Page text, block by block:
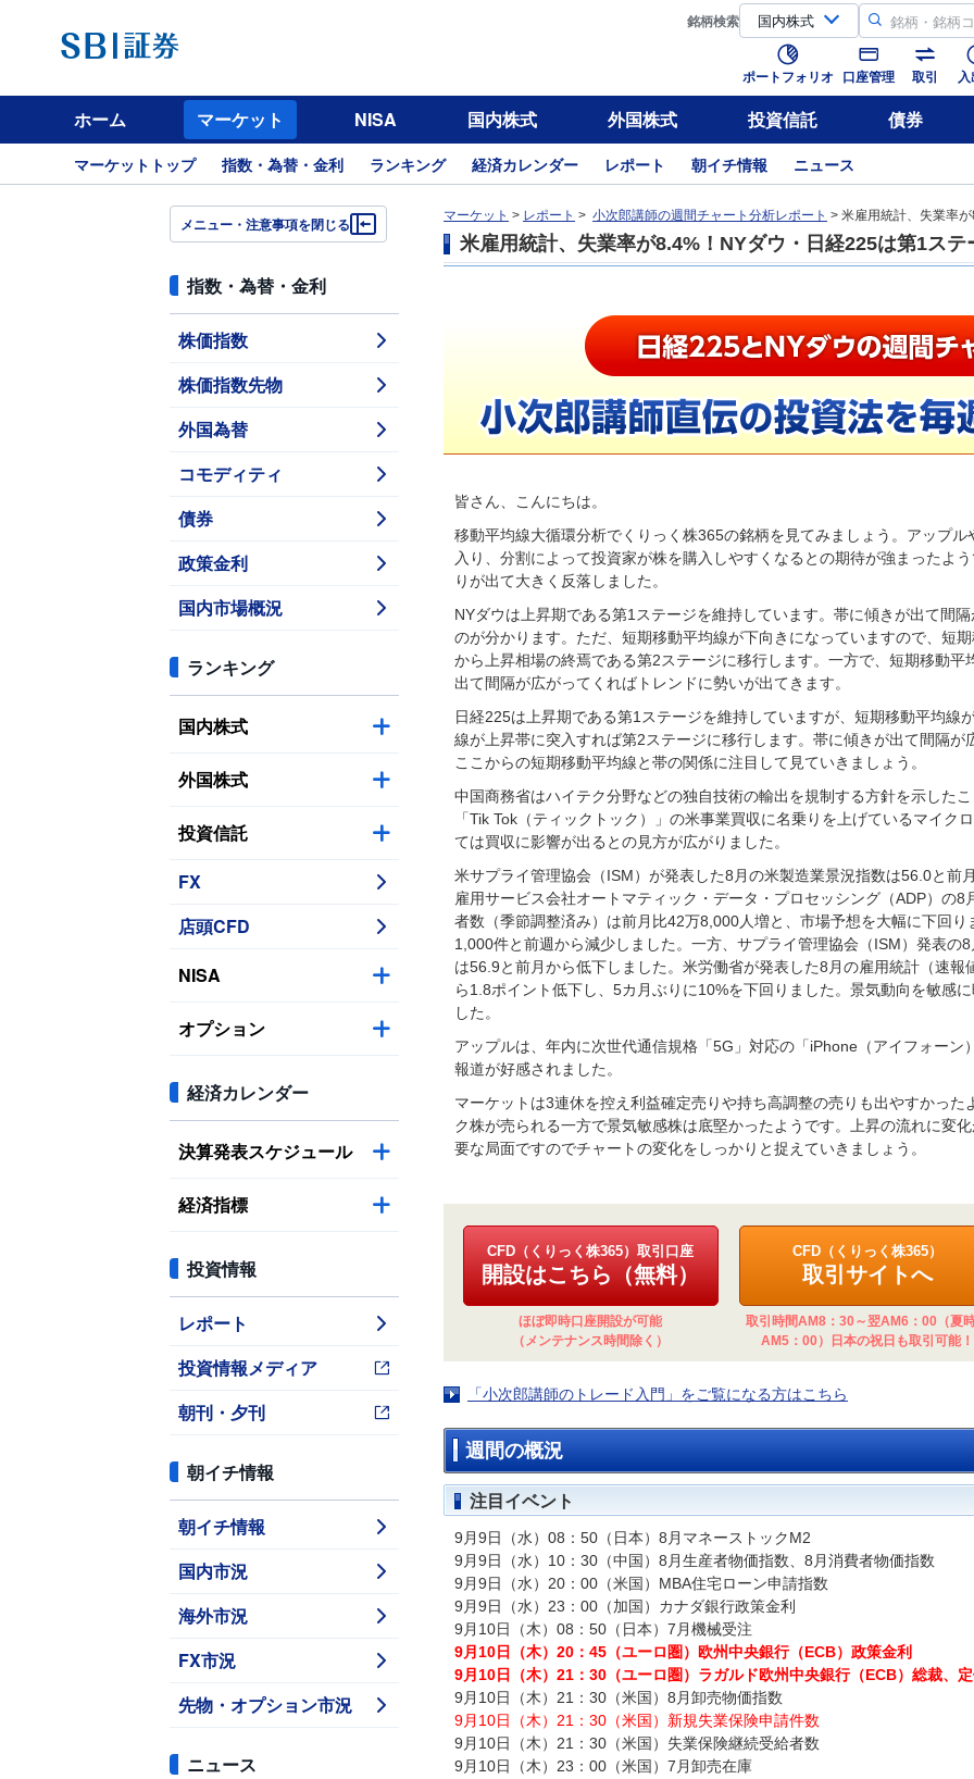
銘柄検索
ポートフォリオ 口座管理 取引
ホーム マーケット NISA 国内株式 外国株式 投資信託 債券
マーケットトップ 指数・為替・金利 ランキング 経済カレンダー レポート 朝イチ情報 ニュース
メニュー・注意事項を閉じる
指数・為替・金利
株価指数
株価指数先物
外国為替
コモディティ
債券
政策金利
国内市場概況
ランキング
国内株式
外国株式
投資信託
FX
店頭CFD
NISA
オプション
経済カレンダー
決算発表スケジュール
経済指標
投資情報
レポート
投資情報メディア
朝刊・夕刊
朝イチ情報
朝イチ情報
国内市況
海外市況
FX市況
先物・オプション市況
ニュース
マーケット > レポート > 小次郎講師の週間チャート分析レポート > 米雇用統計、失業率
米雇用統計、失業率が8.4%！NYダウ・日経225は第1ステ
皆さん、こんにちは。
移動平均線大循環分析でくりっく株365の銘柄を見てみましょう。アップ
入り、分割によって投資家が株を購入しやすくなるとの期待が強まったよ
りが出て大きく反落しました。
NYダウは上昇期である第1ステージを維持しています。帯に傾きが出て間
のが分かります。ただ、短期移動平均線が下向きになっていますので、短
から上昇相場の終焉である第2ステージに移行します。一方で、短期移動
出て間隔が広がってくればトレンドに勢いが出てきます。
日経225は上昇期である第1ステージを維持していますが、短期移動平均線
線が上昇帯に突入すれば第2ステージに移行します。帯に傾きが出て間隔が
ここからの短期移動平均線と帯の関係に注目して見ていきましょう。
中国商務省はハイテク分野などの独自技術の輸出を規制する方針を示した
「Tik Tok（ティックトック）」の米事業買収に名乗りを上げているマイク
ては買収に影響が出るとの見方が広がりました。
米サプライ管理協会（ISM）が発表した8月の米製造業景況指数は56.0と前
雇用サービス会社オートマティック・データ・プロセッシング（ADP）の
者数（季節調整済み）は前月比42万8,000人増と、市場予想を大幅に下回
1,000件と前週から減少しました。一方、サプライ管理協会（ISM）発表の
は56.9と前月から低下しました。米労働省が発表した8月の雇用統計（速
ら1.8ポイント低下し、5カ月ぶりに10%を下回りました。景気動向を敏感
した。
アップルは、年内に次世代通信規格「5G」対応の「iPhone（アイフォー
報道が好感されました。
マーケットは3連休を控え利益確定売りや持ち高調整の売りも出やすかっ
ク株が売られる一方で景気敏感株は底堅かったようです。上昇の流れに変
要な局面ですのでチャートの変化をしっかりと捉えていきましょう。
CFD（くりっく株365）取引口座
開設はこちら（無料）
ほぼ即時口座開設が可能
（メンテナンス時間除く）
CFD（くりっく株365）
取引サイトへ
取引時間AM8：30～翌AM6：00（夏
AM5：00）日本の祝日も取引可能！
「小次郎講師のトレード入門」をご覧になる方はこちら
週間の概況
注目イベント
9月9日（水）08：50（日本）8月マネーストックM2
9月9日（水）10：30（中国）8月生産者物価指数、8月消費者物価指数
9月9日（水）20：00（米国）MBA住宅ローン申請指数
9月9日（水）23：00（加国）カナダ銀行政策金利
9月10日（木）08：50（日本）7月機械受注
9月10日（木）20：45（ユーロ圏）欧州中央銀行（ECB）政策金利
9月10日（木）21：30（ユーロ圏）ラガルド欧州中央銀行（ECB）総裁、
9月10日（木）21：30（米国）8月卸売物価指数
9月10日（木）21：30（米国）新規失業保険申請件数
9月10日（木）21：30（米国）失業保険継続受給者数
9月10日（木）23：00（米国）7月卸売在庫